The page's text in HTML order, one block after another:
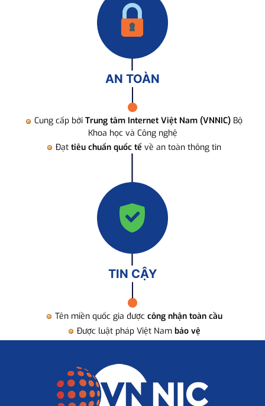
AN TOÀN
Cung cấp bởi Trung tâm Internet Việt Nam (VNNIC) Bộ
Khoa học và Công nghệ
Đạt tiêu chuẩn quốc tế về an toàn thông tin
TIN CẬY
Tên miền quốc gia được công nhận toàn cầu
Được luật pháp Việt Nam bảo vệ